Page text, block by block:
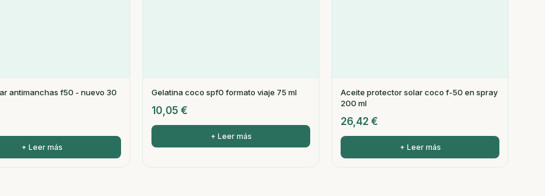
antimanchas f50 - nuevo 30
+ Leer más
Gelatina coco spf0 formato viaje 75 ml
10,05 €
+ Leer más
Aceite protector solar coco f-50 en spray
200 ml
26,42 €
+ Leer más